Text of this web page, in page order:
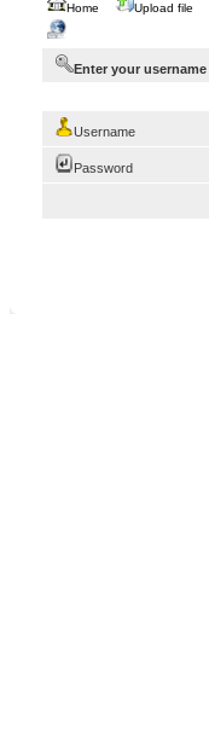
Home Upload file
Enter your
Username
Password